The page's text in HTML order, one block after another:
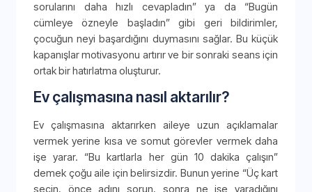
sorularını daha hızlı cevapladın” ya da “Bugün
cümleye özneyle başladın” gibi geri bildirimler,
çocuğun neyi başardığını duymasını sağlar. Bu küçük
kapanışlar motivasyonu artırır ve bir sonraki seans için
ortak bir hatırlatma oluşturur.
Ev çalışmasına nasıl aktarılır?
Ev çalışmasına aktarırken aileye uzun açıklamalar
vermek yerine kısa ve somut görevler vermek daha
işe yarar. “Bu kartlarla her gün 10 dakika çalışın”
demek çoğu aile için belirsizdir. Bunun yerine “Üç kart
seçin, önce adını sorun, sonra ne işe yaradığını